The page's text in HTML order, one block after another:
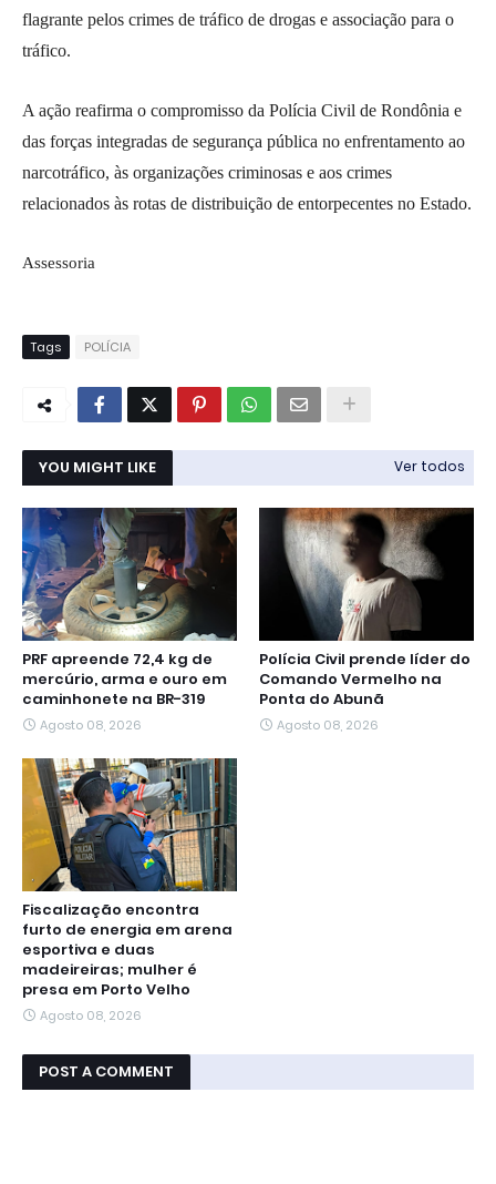
flagrante pelos crimes de tráfico de drogas e associação para o
tráfico.
A ação reafirma o compromisso da Polícia Civil de Rondônia e
das forças integradas de segurança pública no enfrentamento ao
narcotráfico, às organizações criminosas e aos crimes
relacionados às rotas de distribuição de entorpecentes no Estado.
Assessoria
Tags POLÍCIA
YOU MIGHT LIKE Ver todos
PRF apreende 72,4 kg de
mercúrio, arma e ouro em
caminhonete na BR-319
Agosto 08, 2026
Polícia Civil prende líder do
Comando Vermelho na
Ponta do Abunã
Agosto 08, 2026
Fiscalização encontra
furto de energia em arena
esportiva e duas
madeireiras; mulher é
presa em Porto Velho
Agosto 08, 2026
POST A COMMENT